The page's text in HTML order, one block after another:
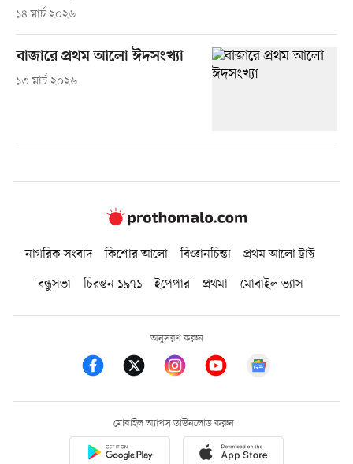
১৪ মার্চ ২০২৬
বাজারে প্রথম আলো ঈদসংখ্যা
১৩ মার্চ ২০২৬
নাগরিক সংবাদ কিশোর আলো বিজ্ঞানচিন্তা
প্রথম আলো ট্রাস্ট
বন্ধুসভা
চিরন্তন ১৯৭১ ইপেপার প্রথমা মোবাইল ভ্যাস
অনুসরণ করুন
মোবাইল অ্যাপস ডাউনলোড করুন